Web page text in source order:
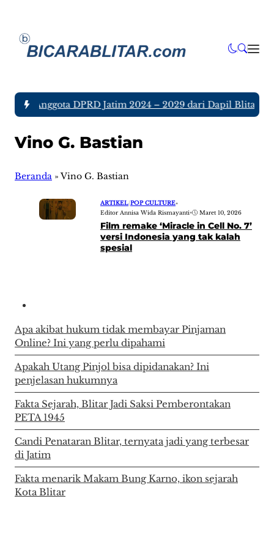
tujuh Anggota DPRD Jatim 2024 – 2029 dari Dapil Blitar
Vino G. Bastian
Beranda »Vino G. Bastian
ARTIKEL POP CULTURE•
Editor Annisa Wida Rismayanti• Maret 10, 2026
Film remake ‘Miracle in Cell No. 7’
versi Indonesia yang tak kalah
spesial
Apa akibat hukum tidak membayar Pinjaman
Online? Ini yang perlu dipahami
Apakah Utang Pinjol bisa dipidanakan? Ini
penjelasan hukumnya
Fakta Sejarah, Blitar Jadi Saksi Pemberontakan
PETA 1945
Candi Penataran Blitar, ternyata jadi yang terbesar
di Jatim
Fakta menarik Makam Bung Karno, ikon sejarah
Kota Blitar